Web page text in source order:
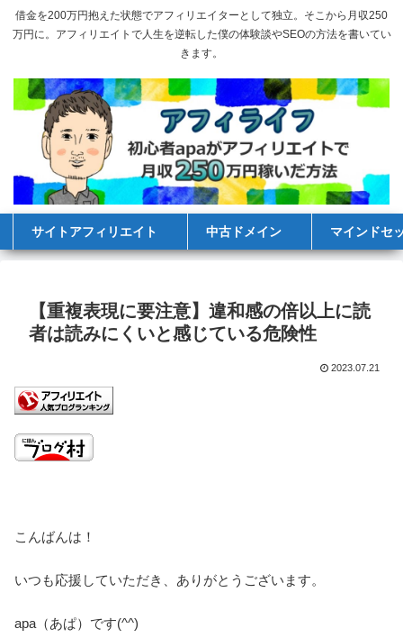
借金を200万円抱えた状態でアフィリエイターとして独立。そこから月収250
万円に。アフィリエイトで人生を逆転した僕の体験談やSEOの方法を書いてい
きます。
サイトアフィリエイト 中古ドメイン マインドセ
【重複表現に要注意】違和感の倍以上に読
者は読みにくいと感じている危険性
2023.07.21
こんばんは！
いつも応援していただき、ありがとうございます。
apa（あぱ）です(^^)